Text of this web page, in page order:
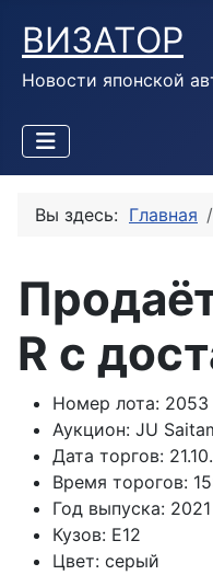
ВИЗАТОР
Новости японской
Вы здесь: Главная
R с
Номер лота: 2053
Аукцион: JU
Дата торгов:
Время торогов:
Год выпуска: 2021
Кузов: E12
Цвет: серый